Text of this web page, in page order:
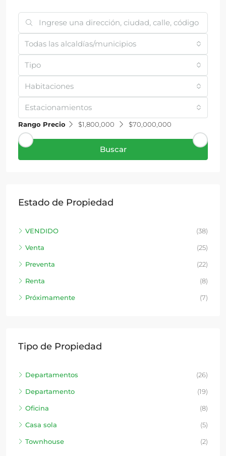
Todas las alcaldías/municipios
Tipo
Habitaciones
Estacionamientos
Rango Precio $1,800,000 $70,000,000
Buscar
Estado de Propiedad
VENDIDO (38)
Venta (25)
Preventa (22)
Renta (8)
Próximamente (7)
Tipo de Propiedad
Departamentos (26)
Departamento (19)
Oficina (8)
Casa sola (5)
Townhouse (2)